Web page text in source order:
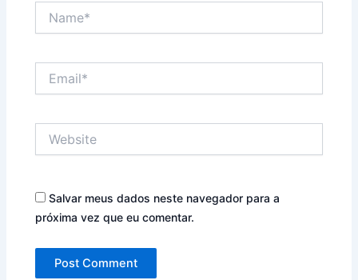
Salvar meus dados neste navegador para a
próxima vez que eu comentar.